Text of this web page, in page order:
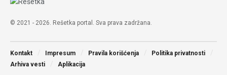
© 2021 - 2026. Rešetka portal. Sva prava zadržana.
Kontakt Impresum Pravila korišćenja
Politika privatnosti
Arhiva vesti
Aplikacija